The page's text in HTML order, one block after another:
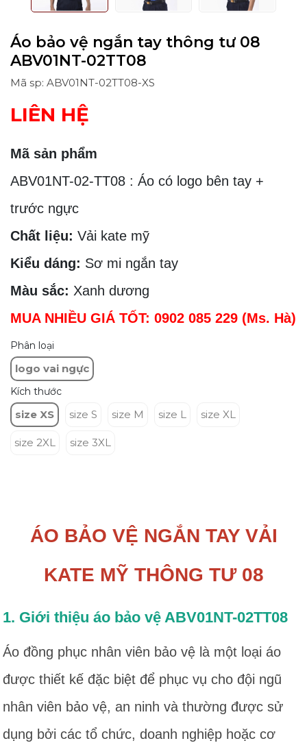
Áo bảo vệ ngắn tay thông tư 08
ABV01NT-02TT08
Mã sp: ABV01NT-02TT08-XS
LIÊN HỆ
Mã sản phẩm
ABV01NT-02-TT08 : Áo có logo bên tay +
trước ngực
Chất liệu: Vải kate mỹ
Kiểu dáng: Sơ mi ngắn tay
Màu sắc: Xanh dương
MUA NHIỀU GIÁ TỐT: 0902 085 229 (Ms. Hà)
Phân loại
logo vai ngực
Kích thước
size XS size S size M size L size XL
size 2XL size 3XL
ÁO BẢO VỆ NGẮN TAY VẢI
KATE MỸ THÔNG TƯ 08
1. Giới thiệu áo bảo vệ ABV01NT-02TT08
Áo đồng phục nhân viên bảo vệ là một loại áo
được thiết kế đặc biệt để phục vụ cho đội ngũ
nhân viên bảo vệ, an ninh và thường được sử
dụng bởi các tổ chức, doanh nghiệp hoặc cơ